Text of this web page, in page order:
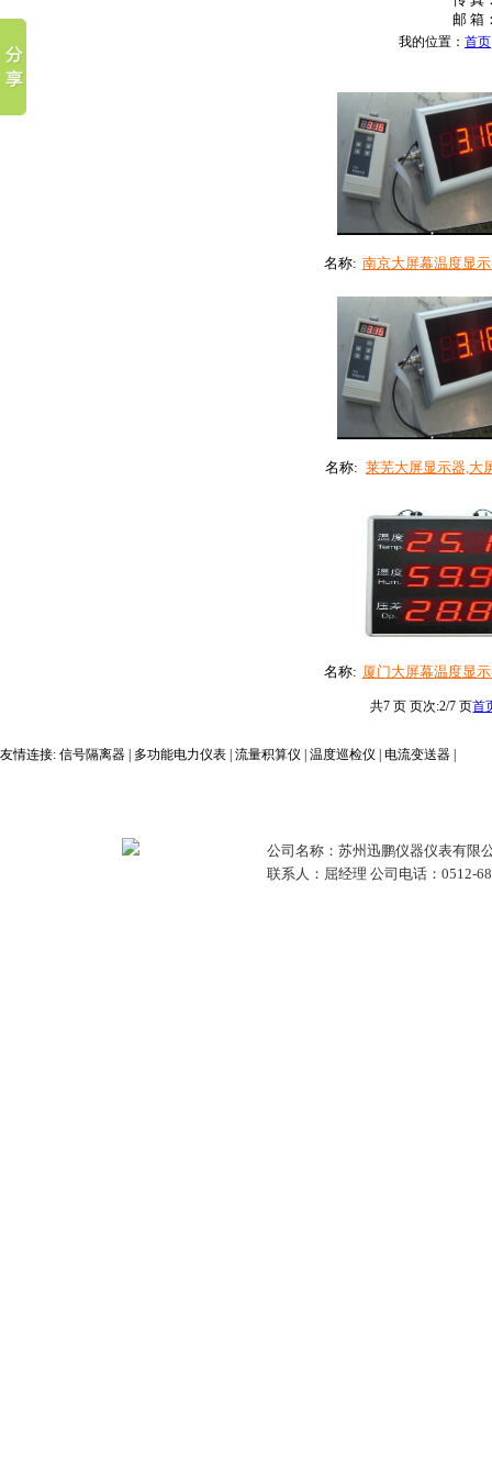
邮 箱
我的位置： 首页
名称: 南京大屏幕温度显
名称: 莱芜大屏显示器,大
名称: 厦门大屏幕温度显
共7 页 页次:2/7 页首
友情连接: 信号隔离器 多功能电力仪表 流量积算仪 温度巡检仪 电流变送器
公司名称：苏州迅鹏仪器仪表有限
联系人：屈经理 公司电话：0512-